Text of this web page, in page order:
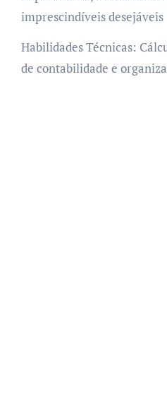
imprescindíveis desejáveis
Habilidades Técnicas:
de contabilidade e